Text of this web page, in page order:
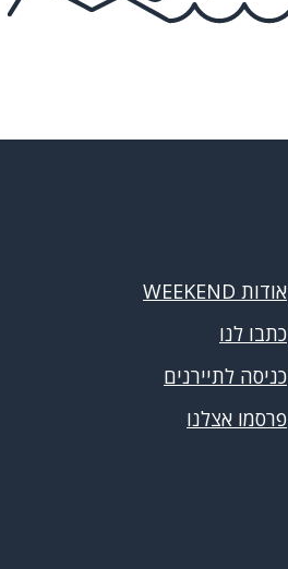
אודות WEEKEND
כתבו לנו
כניסה לתיירנים
פרסמו אצלנו